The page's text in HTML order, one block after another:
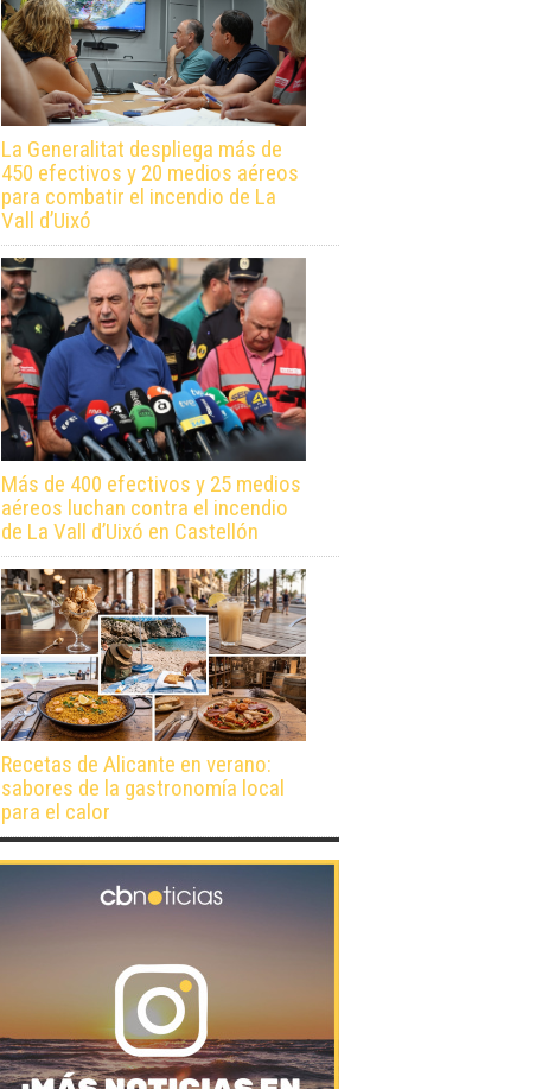
La Generalitat despliega más de
450 efectivos y 20 medios aéreos
para combatir el incendio de La
Vall d’Uixó
Más de 400 efectivos y 25 medios
aéreos luchan contra el incendio
de La Vall d’Uixó en Castellón
Recetas de Alicante en verano:
sabores de la gastronomía local
para el calor